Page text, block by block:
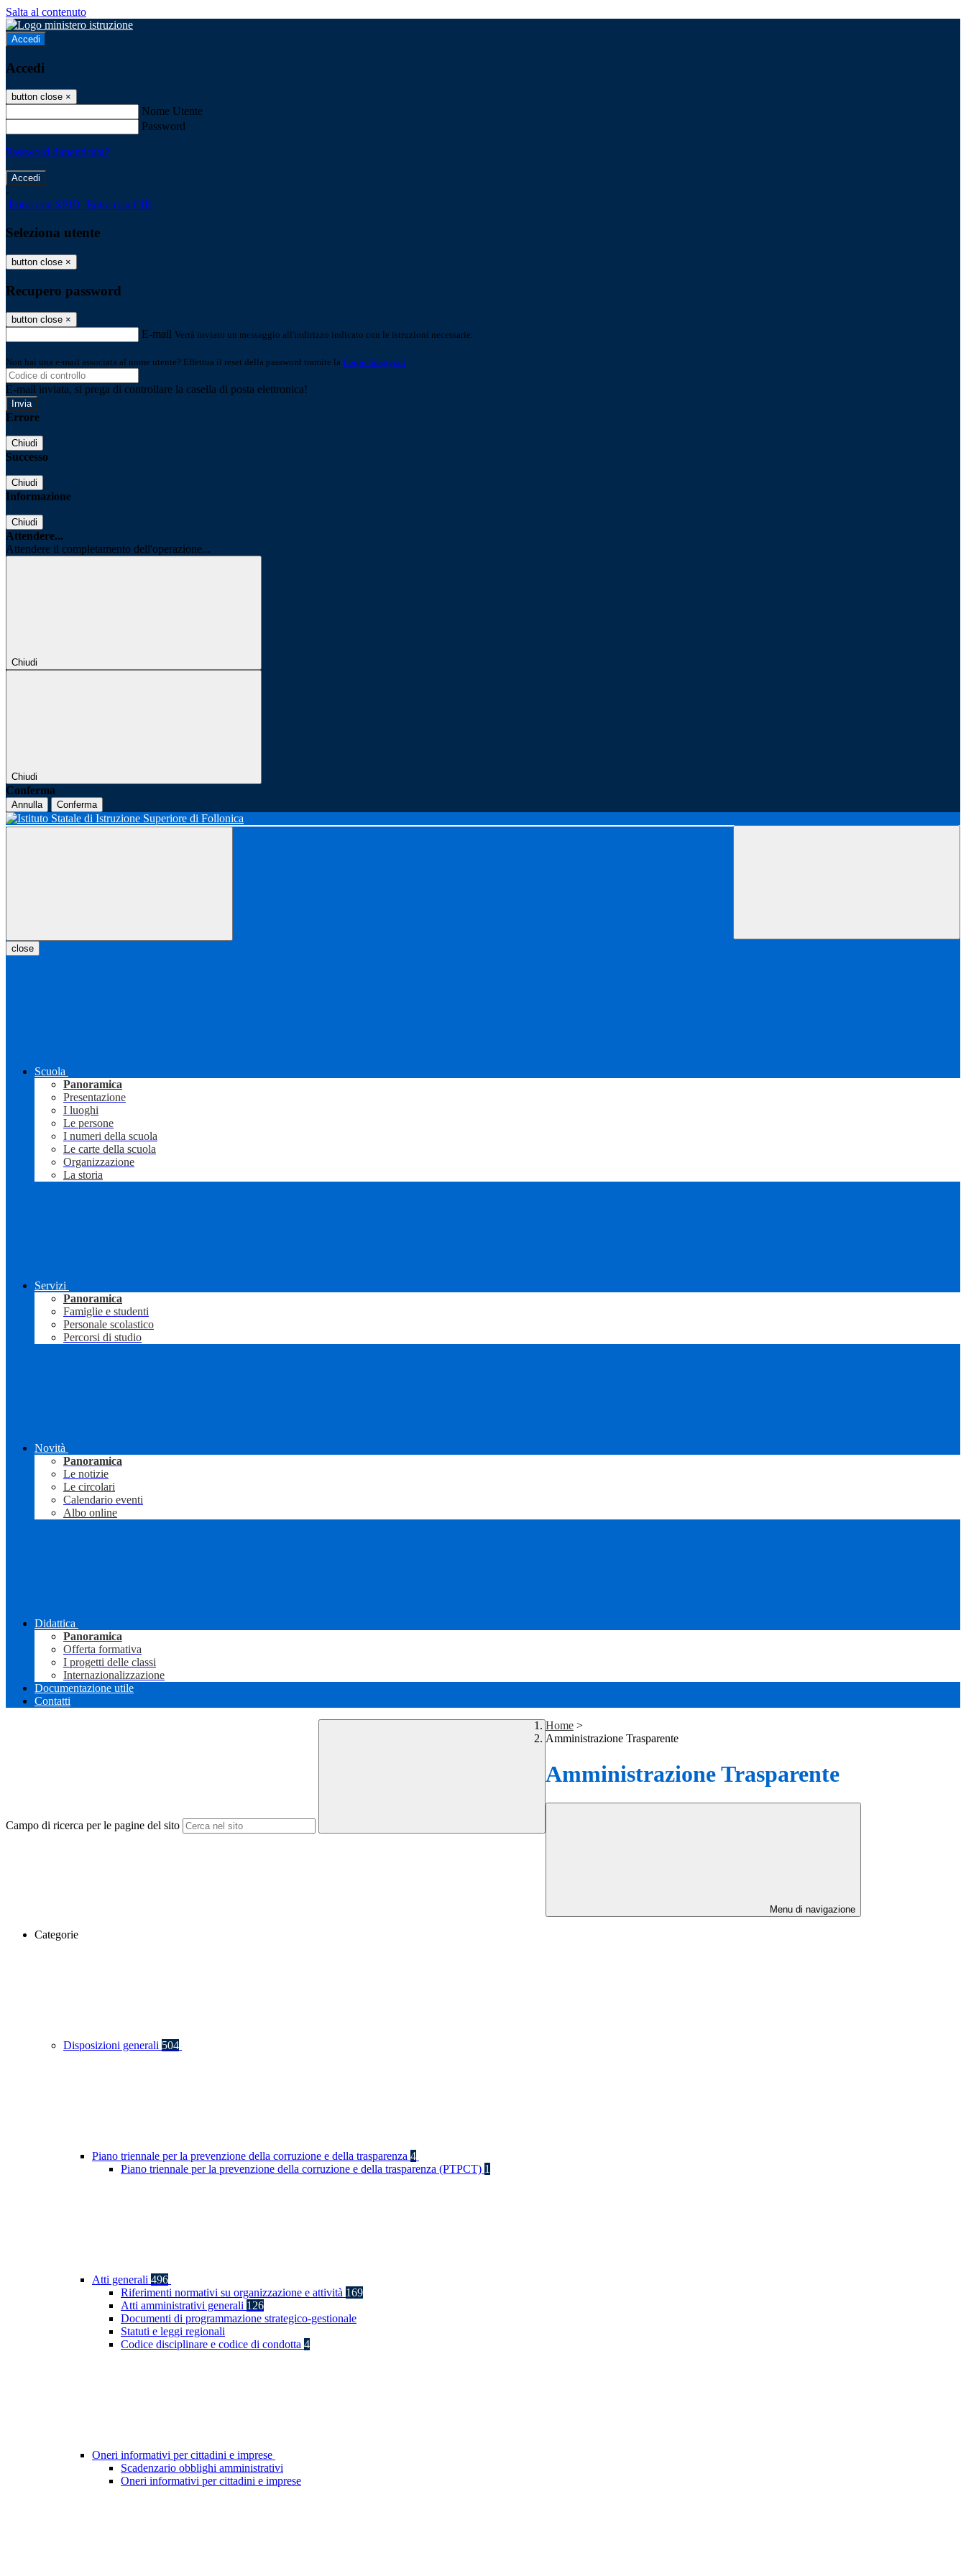
Salta al contenuto
Accedi
Accedi
button close ×
Nome Utente
Password
Password dimenticata?
-
Entra con SPID Entra con CIE
Seleziona utente
button close ×
Recupero password
button close ×
E-mail Verrà inviato un messaggio all'indirizzo indicato con le istruzioni necessarie.
Non hai una e-mail associata al nome utente? Effettua il reset della password tramite la Login Spaggiari
E-mail inviata, si prega di controllare la casella di posta elettronica!
Errore
Chiudi
Successo
Chiudi
Informazione
Chiudi
Attendere...
Attendere il completamento dell'operazione...
Chiudi
Chiudi
Conferma
Annulla Conferma
close
Scuola
Panoramica
Presentazione
I luoghi
Le persone
I numeri della scuola
Le carte della scuola
Organizzazione
La storia
Servizi
Panoramica
Famiglie e studenti
Personale scolastico
Percorsi di studio
Novità
Panoramica
Le notizie
Le circolari
Calendario eventi
Albo online
Didattica
Panoramica
Offerta formativa
I progetti delle classi
Internazionalizzazione
Documentazione utile
Contatti
Campo di ricerca per le pagine del sito
Home >
Amministrazione Trasparente
Amministrazione Trasparente
Menu di navigazione
Categorie
Disposizioni generali 504
Piano triennale per la prevenzione della corruzione e della trasparenza 4
Piano triennale per la prevenzione della corruzione e della trasparenza (PTPCT) 1
Atti generali 496
Riferimenti normativi su organizzazione e attività 169
Atti amministrativi generali 126
Documenti di programmazione strategico-gestionale
Statuti e leggi regionali
Codice disciplinare e codice di condotta 4
Oneri informativi per cittadini e imprese
Scadenzario obblighi amministrativi
Oneri informativi per cittadini e imprese